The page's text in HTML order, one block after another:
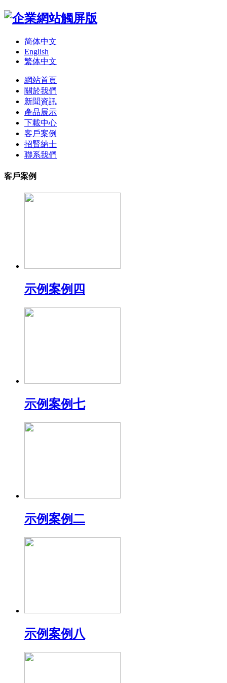
简体中文
English
繁体中文
網站首頁
關於我們
新聞資訊
產品展示
下載中心
客戶案例
招賢納士
聯系我們
客戶案例
示例案例四
示例案例七
示例案例二
示例案例八